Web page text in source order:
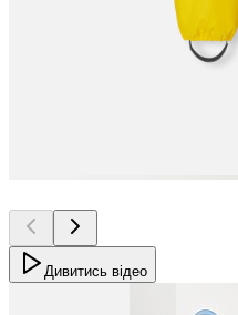
Дивитись відео